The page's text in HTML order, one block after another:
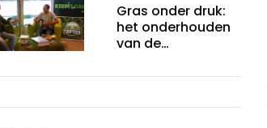
Gras onder druk:
het onderhouden
van de
van AS Monaco in